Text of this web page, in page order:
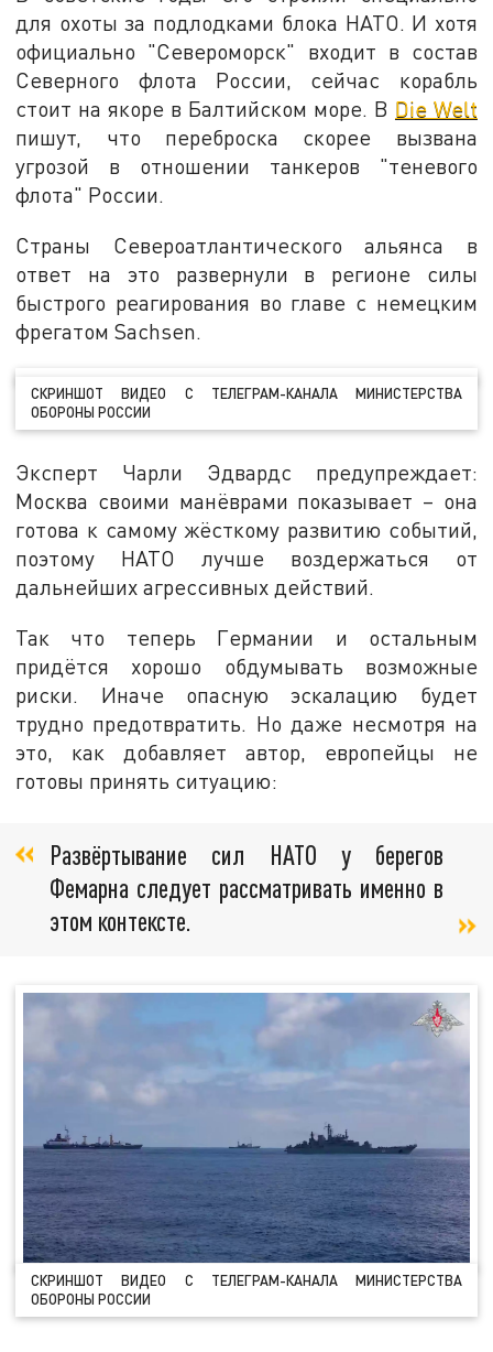
для охоты за подлодками блока НАТО. И хотя
официально "Североморск" входит в состав
Северного флота России, сейчас корабль
стоит на якоре в Балтийском море. В Die Welt
пишут, что переброска скорее вызвана
угрозой в отношении танкеров "теневого
флота" России.
Страны Североатлантического альянса в
ответ на это развернули в регионе силы
быстрого реагирования во главе с немецким
фрегатом Sachsen.
СКРИНШОТ ВИДЕО С ТЕЛЕГРАМ-КАНАЛА МИНИСТЕРСТВА
ОБОРОНЫ РОССИИ
Эксперт Чарли Эдвардс предупреждает:
Москва своими манёврами показывает – она
готова к самому жёсткому развитию событий,
поэтому НАТО лучше воздержаться от
дальнейших агрессивных действий.
Так что теперь Германии и остальным
придётся хорошо обдумывать возможные
риски. Иначе опасную эскалацию будет
трудно предотвратить. Но даже несмотря на
это, как добавляет автор, европейцы не
готовы принять ситуацию:
Развёртывание сил НАТО у берегов
Фемарна следует рассматривать именно в
этом контексте.
СКРИНШОТ ВИДЕО С ТЕЛЕГРАМ-КАНАЛА МИНИСТЕРСТВА
ОБОРОНЫ РОССИИ